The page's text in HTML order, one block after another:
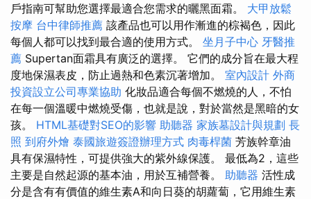
戶指南可幫助您選擇最適合您需求的曬黑面霜。 大甲放鬆
按摩 台中律師推薦 該產品也可以用作漸進的棕褐色，因此
每個人都可以找到最合適的使用方式。 坐月子中心 牙醫推
薦 Supertan面霜具有廣泛的選擇。 它們的成分旨在最大程
度地保濕表皮，防止過熱和色素沉著增加。 室內設計 外商
投資設立公司專業協助 化妝品適合每個不燃燒的人，不怕
在每一個溫暖中燃燒受傷，也就是說，對於當然是黑暗的女
孩。 HTML基礎對SEO的影響 助聽器 家族墓設計與規劃 長
照 到府外燴 泰國旅遊簽證辦理方式 肉毒桿菌 芳族幹章油
具有保濕特性，可提供強大的紫外線保護。 最低為2，這些
主要是自然起源的基本油，用於互補營養。 助聽器 活性成
分是含有有價值的維生素A和向日葵的胡蘿蔔，它用維生素